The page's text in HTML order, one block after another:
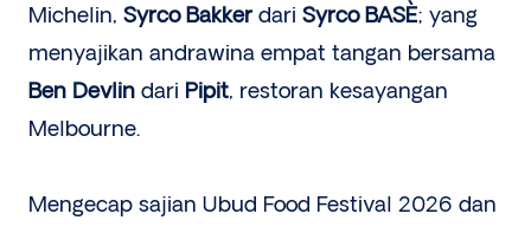
Michelin, Syrco Bakkerdari Syrco BASÈ; yang
menyajikan andrawina empat tangan bersama
Ben Devlin dari Pipit, restoran kesayangan
Melbourne.
Mengecap sajian Ubud Food Festival 2026 dan